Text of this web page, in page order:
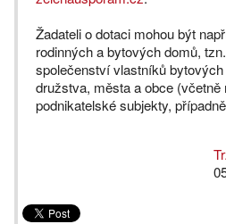
Žadateli o dotaci mohou být
rodinných a bytových domů,
společenství vlastníků
družstva, města a obce
podnikatelské subjekty,